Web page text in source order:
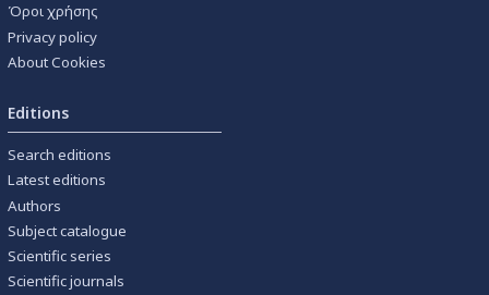
Όροι χρήσης
Privacy policy
About Cookies
Editions
Search editions
Latest editions
Authors
Subject catalogue
Scientific series
Scientific journals